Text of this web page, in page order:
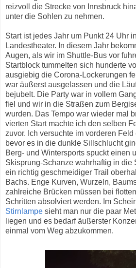
reizvoll die Strecke von Innsbruck
unter die Sohlen zu nehmen.
Start ist jedes Jahr um Punkt 24 Uhr
Landestheater. In diesem Jahr
Augen, als wir im Shuttle-Bus vor
Startblock tummelten sich hunderte
ausgiebig die Corona-Lockerungen
war äußerst ausgelassen und die
bejubelt. Die Party war in vollem
fiel und wir in die Straßen zum
wurden. Das Tempo war wieder mal
vierten Start machte ich den selben
zuvor. Ich versuchte im vorderen
bevor es in die dunkle Sillschlucht
Berg- und Wintersports spuckt einen
Skisprung-Schanze wahrhaftig in die
ein richtig geschmeidiger Trail
Bachs. Enge Kurven, Wurzeln,
zahlreiche Brücken müssen bei
Schritten absolviert werden. Im
Stirnlampe sieht man nur die paar
liegen und es bedarf äußerster
einmal vom Weg abzukommen.